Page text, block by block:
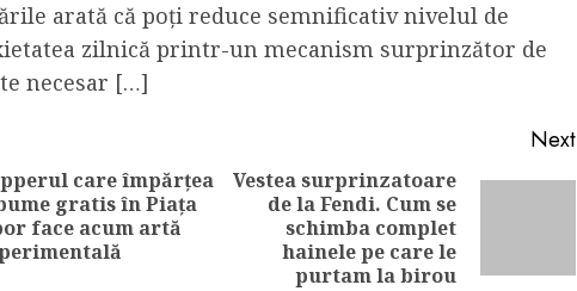
arată că poți reduce semnificativ nivelul de
zilnică printr-un mecanism surprinzător de
necesar […]
Previous
care împărțea
gratis în Piața
face acum artă
Next
Vestea surprinzatoare
de la Fendi. Cum se
schimba complet
hainele pe care le
purtam la birou